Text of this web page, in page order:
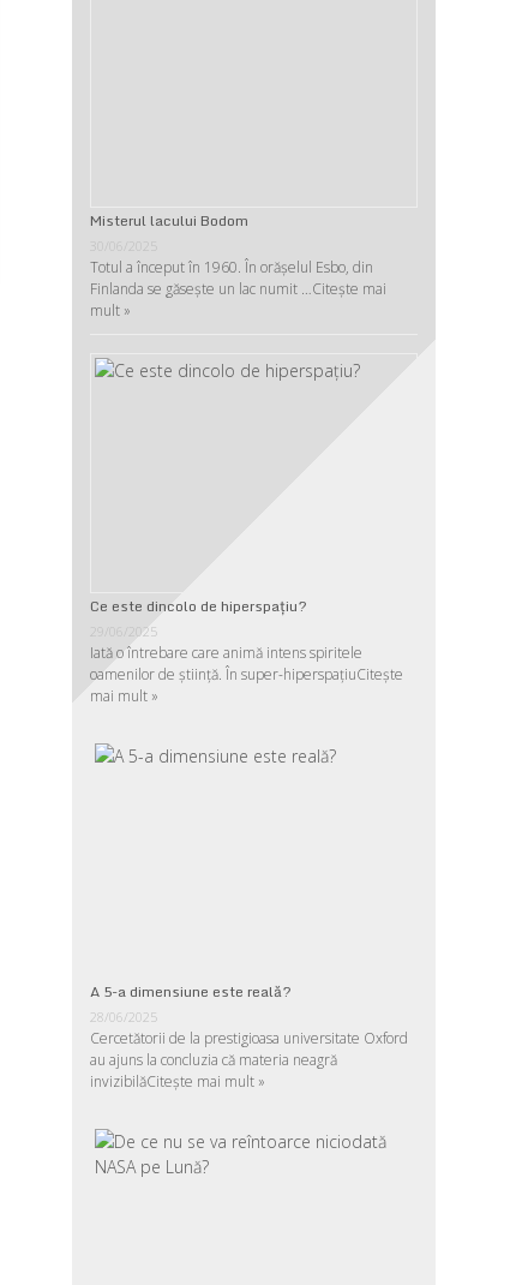
Misterul lacului Bodom
Totul a început în 1960. În orășelul Esbo, din
Finlanda se găsește un lac numit …Citește mai
mult »
Ce este dincolo de hiperspaţiu?
29/06/2025
Iată o întrebare care animă intens spiritele
oamenilor de ştiinţă. În super-hiperspaţiuCitește
mai mult »
A 5-a dimensiune este reală?
28/06/2025
Cercetătorii de la prestigioasa universitate Oxford
au ajuns la concluzia că materia neagră
invizibilăCitește mai mult »